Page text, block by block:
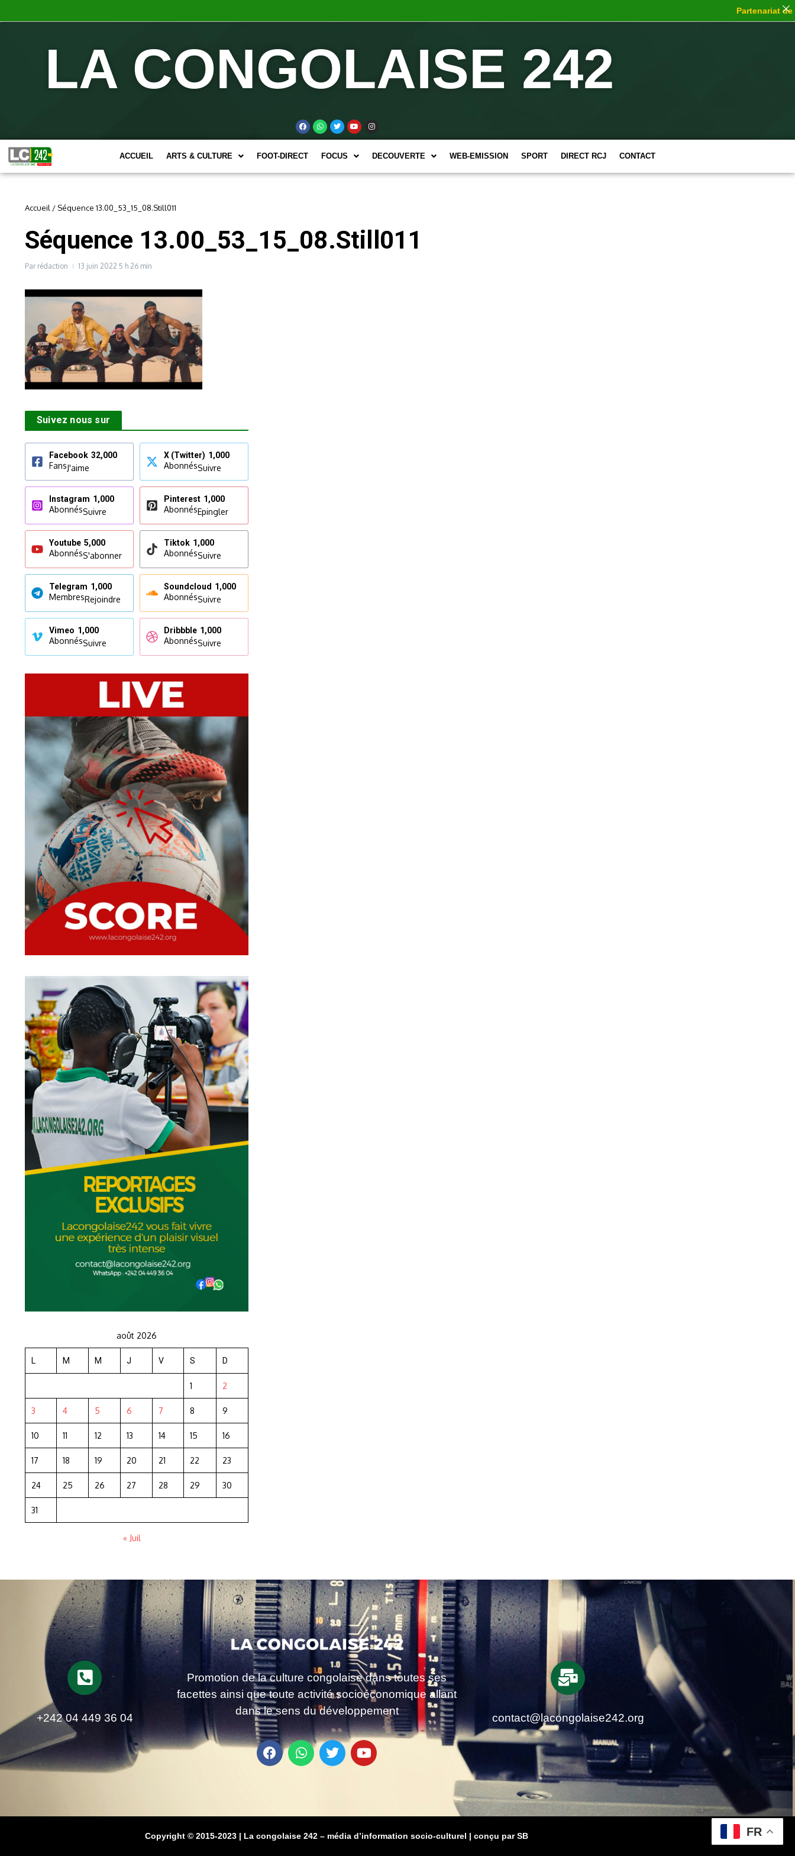
LA CONGOLAISE 242
ACCUEIL ARTS & CULTURE FOOT-DIRECT FOCUS DECOUVERTE WEB-EMISSION SPORT DIRECT RCJ CONTACT
Accueil / Séquence 13.00_53_15_08.Still011
Séquence 13.00_53_15_08.Still011
Par rédaction 13 juin 2022 5 h 26 min
Suivez nous sur
Facebook 32,000
FansJ'aime
X (Twitter) 1,000
AbonnésSuivre
Instagram 1,000
AbonnésSuivre
Pinterest 1,000
AbonnésEpingler
Youtube 5,000
AbonnésS'abonner
Tiktok 1,000
AbonnésSuivre
Telegram 1,000
MembresRejoindre
Soundcloud 1,000
AbonnésSuivre
Vimeo 1,000
AbonnésSuivre
Dribbble 1,000
AbonnésSuivre
août 2026
L M M J V S D
1 2
3 4 5 6 7 8 9
10 11 12 13 14 15 16
17 18 19 20 21 22 23
24 25 26 27 28 29 30
31
« Juil
+242 04 449 36 04
Promotion de la culture congolaise dans toutes ses
facettes ainsi que toute activité socioéconomique allant
dans le sens du développement
contact@lacongolaise242.org
Copyright © 2015-2023 | La congolaise 242 – média d’information socio-culturel | conçu par SB
Partenariat de
FR